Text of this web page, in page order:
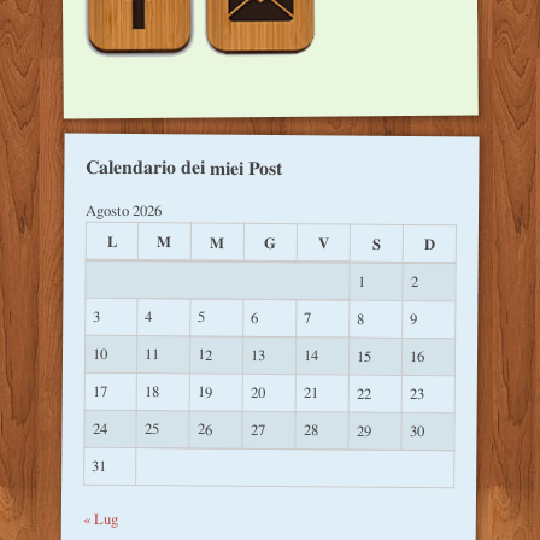
Calendario dei miei Post
Agosto 2026
L M M G V S D
1
2
3
4 5 6 7 8 9
10 11 12 13 14 15
16
17
18 19 20 21 22
23
24
25 26 27 28 29
30
31
« Lug